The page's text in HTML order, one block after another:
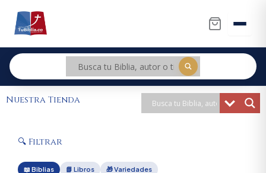
contenido
Nuestra Tienda
🔍 Filtrar
📖 Biblias 📗 Libros 🎁 Variedades